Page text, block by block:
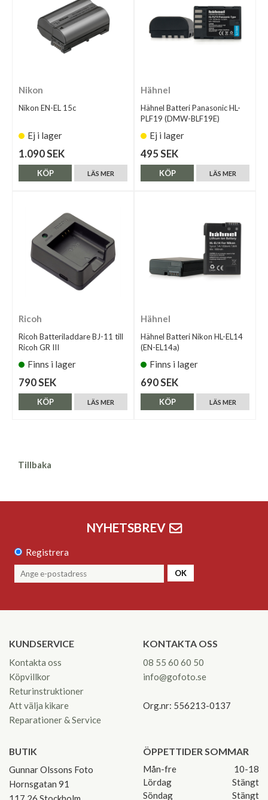
Nikon
Nikon EN-EL 15c
Ej i lager
1.090 SEK
LÄS MER
KÖP
Hähnel
Hähnel Batteri Panasonic HL-
PLF19 (DMW-BLF19E)
Ej i lager
495 SEK
LÄS MER
KÖP
Ricoh
Ricoh Batteriladdare BJ-11 till
Ricoh GR III
Finns i lager
790 SEK
LÄS MER
KÖP
Hähnel
Hähnel Batteri Nikon HL-EL14
(EN-EL14a)
Finns i lager
690 SEK
LÄS MER
KÖP
Tillbaka
NYHETSBREV
Registrera
OK
KUNDSERVICE
Kontakta oss
Köpvillkor
Returinstruktioner
Att välja kikare
Reparationer & Service
KONTAKTA OSS
08 55 60 60 50
info@gofoto.se
Org.nr: 556213-0137
BUTIK
Gunnar Olssons Foto
Hornsgatan 91
ÖPPETTIDER SOMMAR
Mån-fre
10-18
Lördag
Stängt
Söndag
Stängt